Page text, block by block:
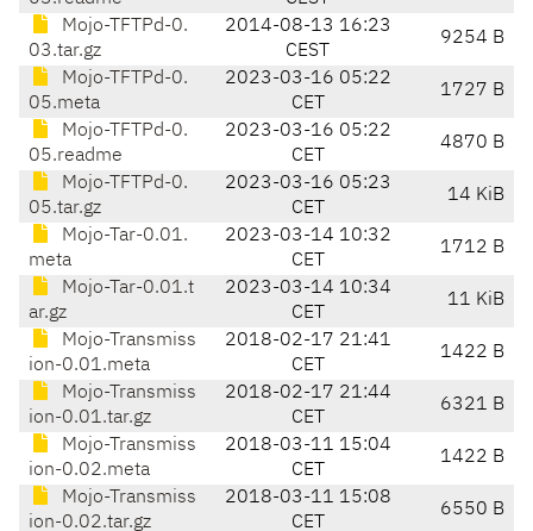
Mojo-TFTPd-0.
03.tar.gz
2014-08-13 16:23
CEST
9254 B
Mojo-TFTPd-0.
05.meta
2023-03-16 05:22
CET
1727 B
Mojo-TFTPd-0.
05.readme
2023-03-16 05:22
CET
4870 B
Mojo-TFTPd-0.
05.tar.gz
2023-03-16 05:23
CET
14 KiB
Mojo-Tar-0.01.
meta
2023-03-14 10:32
CET
1712 B
Mojo-Tar-0.01.t
ar.gz
2023-03-14 10:34
CET
11 KiB
Mojo-Transmiss
ion-0.01.meta
2018-02-17 21:41
CET
1422 B
Mojo-Transmiss
ion-0.01.tar.gz
2018-02-17 21:44
CET
6321 B
Mojo-Transmiss
ion-0.02.meta
2018-03-11 15:04
CET
1422 B
Mojo-Transmiss
ion-0.02.tar.gz
2018-03-11 15:08
CET
6550 B